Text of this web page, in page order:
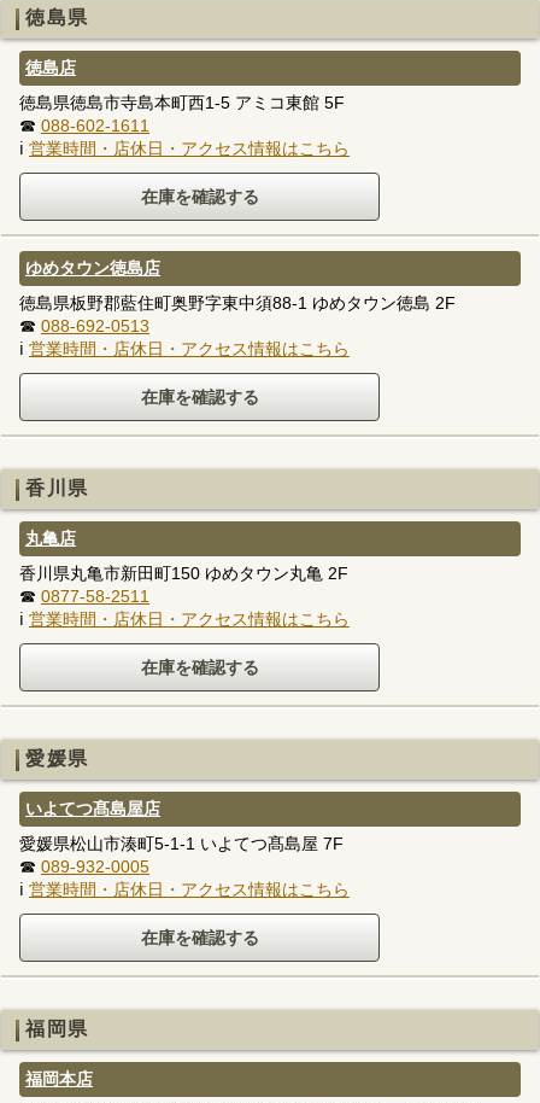
徳島県
徳島店
徳島県徳島市寺島本町西1-5 アミコ東館 5F
☎ 088-602-1611
ℹ 営業時間・店休日・アクセス情報はこちら
ゆめタウン徳島店
徳島県板野郡藍住町奥野字東中須88-1 ゆめタウン徳島 2F
☎ 088-692-0513
ℹ 営業時間・店休日・アクセス情報はこちら
香川県
丸亀店
香川県丸亀市新田町150 ゆめタウン丸亀 2F
☎ 0877-58-2511
ℹ 営業時間・店休日・アクセス情報はこちら
愛媛県
いよてつ髙島屋店
愛媛県松山市湊町5-1-1 いよてつ髙島屋 7F
☎ 089-932-0005
ℹ 営業時間・店休日・アクセス情報はこちら
福岡県
福岡本店